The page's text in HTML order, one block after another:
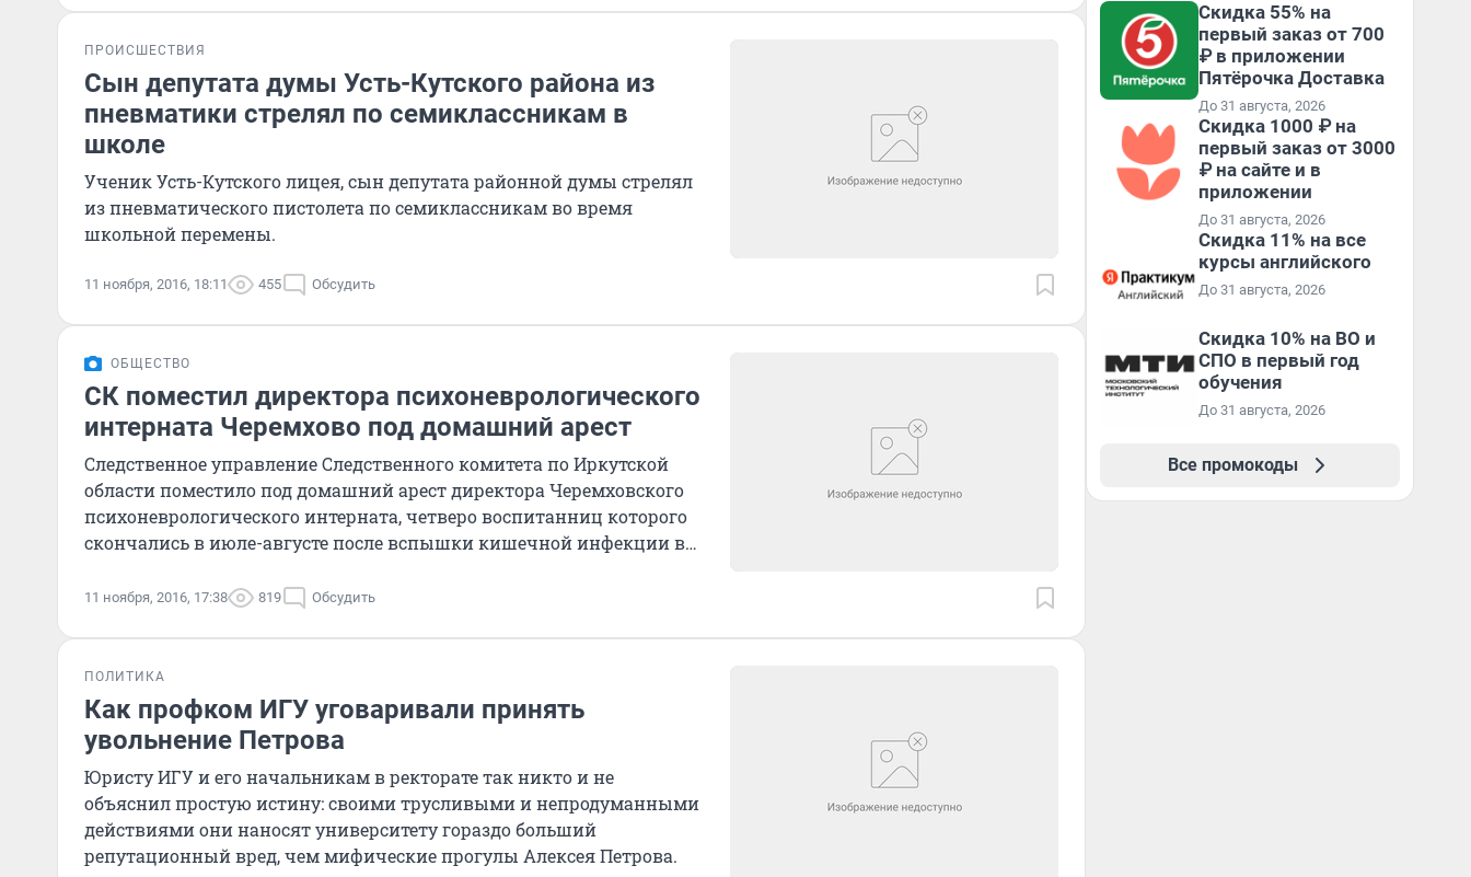
ПРОИСШЕСТВИЯ
Сын депутата думы Усть-Кутского района из
пневматики стрелял по семиклассникам в
школе
Ученик Усть-Кутского лицея, сын депутата районной думы стрелял
из пневматического пистолета по семиклассникам во время
школьной перемены.
11 ноября, 2016, 18:11 455 Обсудить
ОБЩЕСТВО
СК поместил директора психоневрологического
интерната Черемхово под домашний арест
Следственное управление Следственного комитета по Иркутской
области поместило под домашний арест директора Черемховского
психоневрологического интерната, четверо воспитанниц которого
скончались в июле-августе после вспышки кишечной инфекции в
11 ноября, 2016, 17:38 819 Обсудить
ПОЛИТИКА
Как профком ИГУ уговаривали принять
увольнение Петрова
Юристу ИГУ и его начальникам в ректорате так никто и не
объяснил простую истину: своими трусливыми и непродуманными
действиями они наносят университету гораздо больший
репутационный вред, чем мифические прогулы Алексея Петрова.
Скидка 55% на
первый заказ от 700
₽ в приложении
Пятёрочка Доставка
До 31 августа, 2026
Скидка 1000 ₽ на
первый заказ от 3000
₽ на сайте и в
приложении
До 31 августа, 2026
Скидка 11% на все
курсы английского
До 31 августа, 2026
Скидка 10% на ВО и
СПО в первый год
обучения
До 31 августа, 2026
Все промокоды